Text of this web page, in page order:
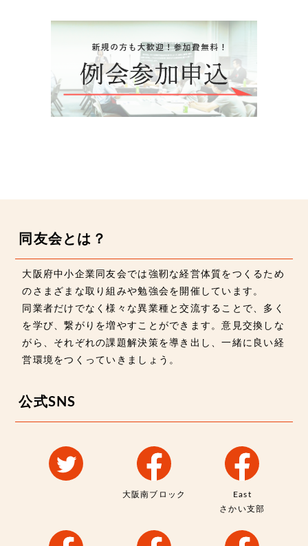
同友会とは？
大阪府中小企業同友会では強靭な経営体質をつくるため
のさまざまな取り組みや勉強会を開催しています。
同業者だけでなく様々な異業種と交流することで、多く
を学び、繋がりを増やすことができます。意見交換しな
がら、それぞれの課題解決策を導き出し、一緒に良い経
営環境をつくっていきましょう。
公式SNS
大阪南ブロック
East
さかい支部